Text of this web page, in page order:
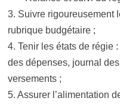
3. Suivre rigoureusement
rubrique budgétaire ;
4. Tenir les états de régie
des dépenses, journal
versements ;
5. Assurer l’alimentation